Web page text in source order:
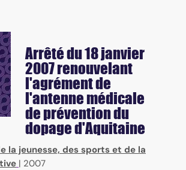
Arrêté du 18 janvier
2007 renouvelant
l'agrément de
l'antenne médicale
de prévention du
dopage d'Aquitaine
la jeunesse, des sports et de la
| 2007